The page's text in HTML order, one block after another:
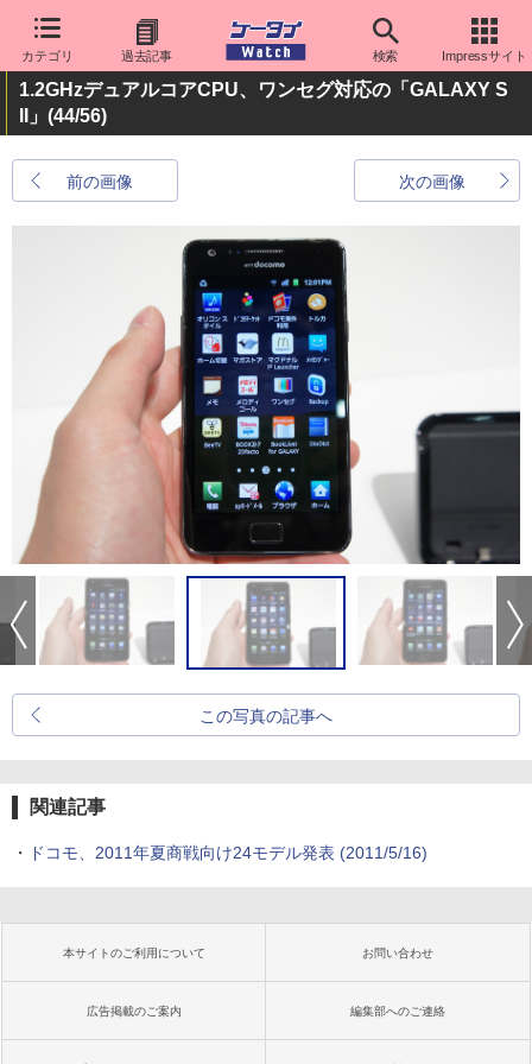
カテゴリ 過去記事 検索 Impressサイト
1.2GHzデュアルコアCPU、ワンセグ対応の「GALAXY S
II」 (44/56)
前の画像 次の画像
この写真の記事へ
関連記事
・ ドコモ、2011年夏商戦向け24モデル発表 (2011/5/16)
本サイトのご利用について お問い合わせ
広告掲載のご案内 編集部へのご連絡